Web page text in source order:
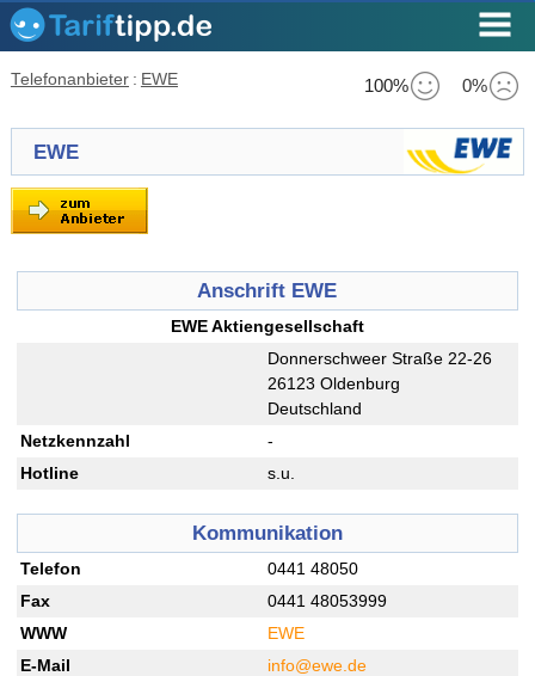
100% 0%
Telefonanbieter : EWE
EWE
Anschrift EWE
EWE Aktiengesellschaft
Donnerschweer Straße 22-26
26123 Oldenburg
Deutschland
Netzkennzahl
-
Hotline
s.u.
Kommunikation
Telefon
0441 48050
Fax
0441 48053999
WWW
EWE
E-Mail
info@ewe.de